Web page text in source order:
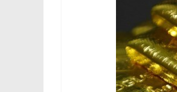
Chatarra